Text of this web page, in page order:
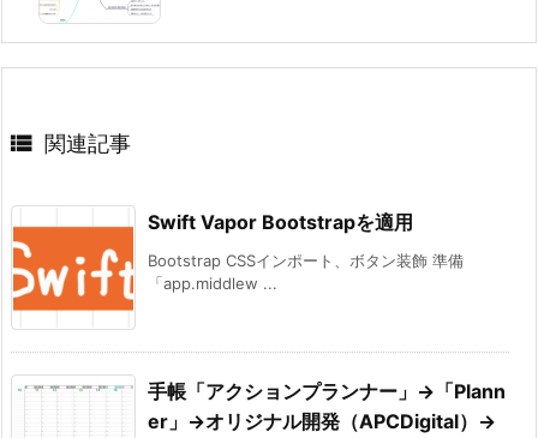
 関連記事
Swift Vapor Bootstrapを適用
Bootstrap CSSインポート、ボタン装飾 準備
「app.middlew ...
手帳「アクションプランナー」→「Plann
er」→オリジナル開発（APCDigital）→